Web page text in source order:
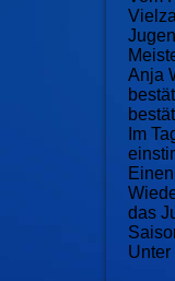
Anja
Im
das